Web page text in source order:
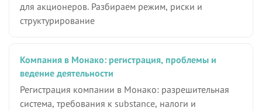
для акционеров. Разбираем режим, риски и
структурирование
Компания в Монако: регистрация, проблемы и
ведение деятельности
Регистрация компании в Монако: разрешительная
система, требования к substance, налоги и